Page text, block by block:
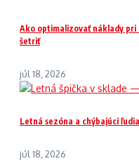
Ako optimalizovať náklady
šetriť
júl 18, 2026
Letná sezóna a chýbajúci
júl 18, 2026